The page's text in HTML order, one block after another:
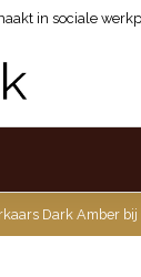
in sociale
Dark Amber